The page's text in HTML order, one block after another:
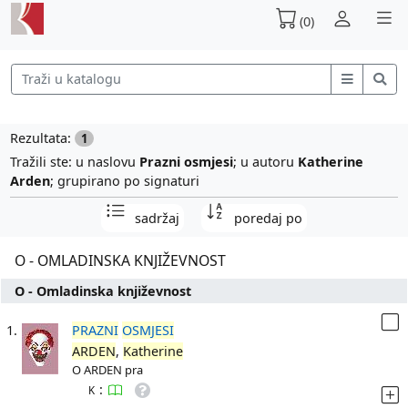
(0)
Rezultata: 1
Tražili ste: u naslovu Prazni osmjesi; u autoru Katherine
Arden; grupirano po signaturi
sadržaj poredaj po
O - OMLADINSKA KNJIŽEVNOST
O - Omladinska književnost
1. PRAZNI OSMJESI
ARDEN, Katherine
O ARDEN pra
K :